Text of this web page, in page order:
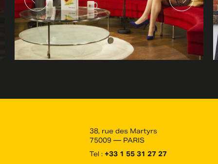
38, rue des Martyrs
75009 — PARIS
Tel : +33 1 55 31 27 27